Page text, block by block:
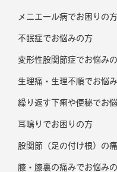
メニエール病でお困りの方
不眠症でお悩みの方
変形性股関節症でお悩み
生理痛・生理不順でお悩
繰り返す下痢や便秘でお
耳鳴りでお困りの方
股関節（足の付け根）の
膝・膝裏の痛みでお悩み